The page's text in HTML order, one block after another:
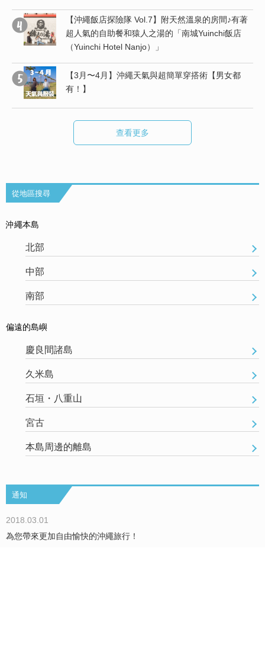
【沖繩飯店探險隊 Vol.7】附天然溫泉的房間♪有著
超人氣的自助餐和猿人之湯的「南城Yuinchi飯店
（Yuinchi Hotel Nanjo）」
【3月〜4月】沖繩天氣與超簡單穿搭術【男女都
有！】
查看更多
從地區搜尋
沖繩本島
北部
中部
南部
偏遠的島嶼
慶良間諸島
久米島
石垣・八重山
宮古
本島周邊的離島
通知
2018.03.01
為您帶來更加自由愉快的沖繩旅行！